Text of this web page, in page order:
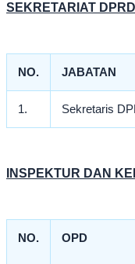
SEKRETARIAT DPRD
NO. JABATAN
1. Sekretaris
INSPEKTUR DAN
NO. OPD